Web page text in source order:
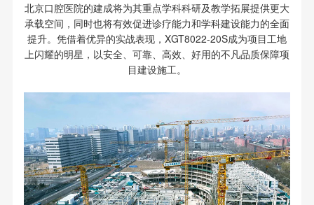
北京口腔医院的建成将为其重点学科科研及教学拓展提供更大
承载空间，同时也将有效促进诊疗能力和学科建设能力的全面
提升。凭借着优异的实战表现，XGT8022-20S成为项目工地
上闪耀的明星，以安全、可靠、高效、好用的不凡品质保障项
目建设施工。